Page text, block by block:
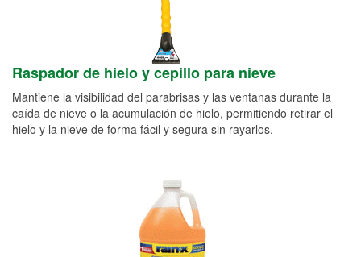
Raspador de hielo y cepillo para nieve
Mantiene la visibilidad del parabrisas y las ventanas durante la
caída de nieve o la acumulación de hielo, permitiendo retirar el
hielo y la nieve de forma fácil y segura sin rayarlos.